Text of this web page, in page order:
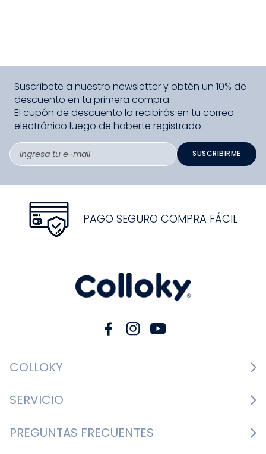
Suscríbete a nuestro newsletter y obtén un 10% de
descuento en tu primera compra.
El cupón de descuento lo recibirás en tu correo
electrónico luego de haberte registrado.
SUSCRIBIRME
PAGO SEGURO COMPRA FÁCIL
COLLOKY
Guía de tallas Accesorios
SERVICIO
PREGUNTAS FRECUENTES